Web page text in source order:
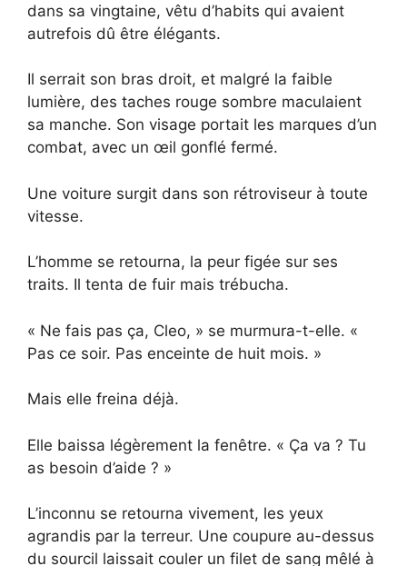
dans sa vingtaine, vêtu d’habits qui avaient
autrefois dû être élégants.
Il serrait son bras droit, et malgré la faible
lumière, des taches rouge sombre maculaient
sa manche. Son visage portait les marques d’un
combat, avec un œil gonflé fermé.
Une voiture surgit dans son rétroviseur à toute
vitesse.
L’homme se retourna, la peur figée sur ses
traits. Il tenta de fuir mais trébucha.
« Ne fais pas ça, Cleo, » se murmura-t-elle. «
Pas ce soir. Pas enceinte de huit mois. »
Mais elle freina déjà.
Elle baissa légèrement la fenêtre. « Ça va ? Tu
as besoin d’aide ? »
L’inconnu se retourna vivement, les yeux
agrandis par la terreur. Une coupure au-dessus
du sourcil laissait couler un filet de sang mêlé à